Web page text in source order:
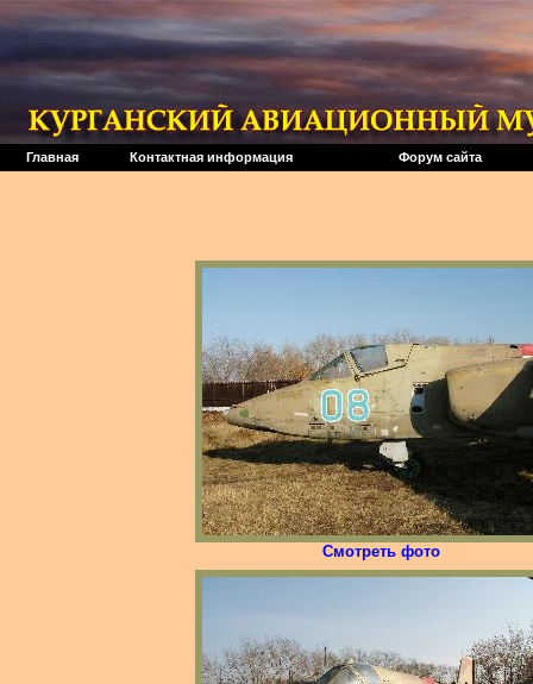
Главная Контактная информация Форум сайта
Смотреть фото